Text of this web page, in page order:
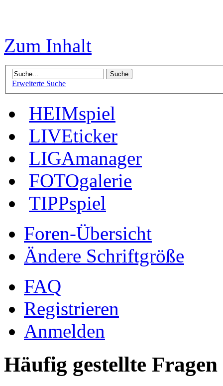
Zum Inhalt
Erweiterte Suche
HEIMspiel
LIVEticker
LIGAmanager
FOTOgalerie
TIPPspiel
Foren-Übersicht
Ändere Schriftgröße
FAQ
Registrieren
Anmelden
Häufig gestellte Fragen